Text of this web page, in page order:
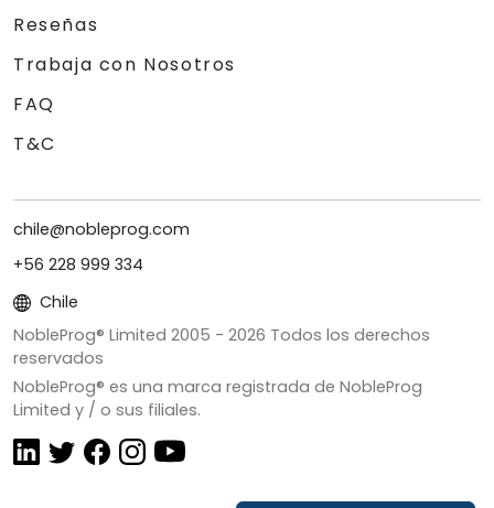
Reseñas
Trabaja con Nosotros
FAQ
T&C
chile@nobleprog.com
+56 228 999 334
Chile
NobleProg® Limited 2005 - 2026 Todos los derechos
reservados
NobleProg® es una marca registrada de NobleProg
Limited y / o sus filiales.